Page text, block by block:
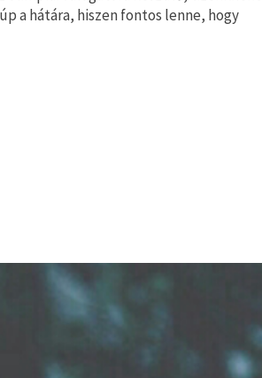
a hátára, hiszen fontos lenne, hogy